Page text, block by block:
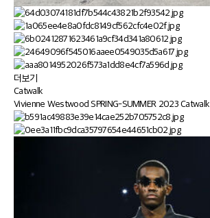
더보기
Catwalk
Vivienne Westwood SPRING-SUMMER 2023 Catwalk